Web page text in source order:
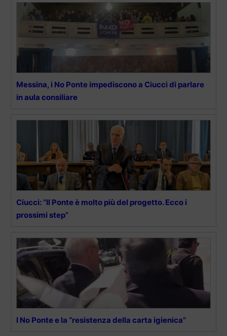
Messina, i No Ponte impediscono a Ciucci di parlare
in aula consiliare
Ciucci: “Il Ponte è molto più del progetto. Ecco i
prossimi step”
I No Ponte e la “resistenza della carta igienica”